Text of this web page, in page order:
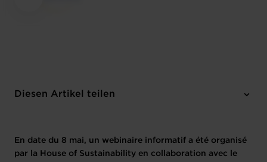
Diesen Artikel teilen
En date du 8 mai, un webinaire informatif a été organisé
par la House of Sustainability en collaboration avec le